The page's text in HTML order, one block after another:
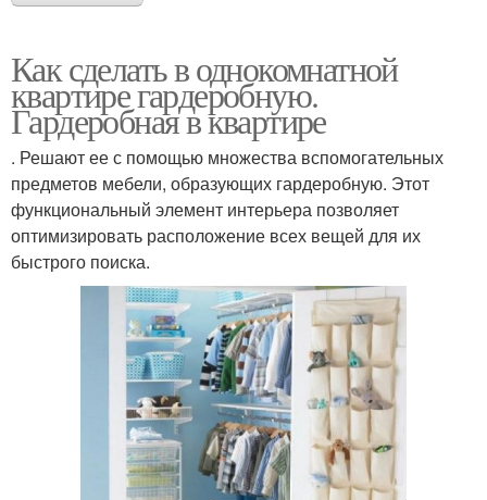
Как сделать в однокомнатной
квартире гардеробную.
Гардеробная в квартире
. Решают ее с помощью множества вспомогательных
предметов мебели, образующих гардеробную. Этот
функциональный элемент интерьера позволяет
оптимизировать расположение всех вещей для их
быстрого поиска.